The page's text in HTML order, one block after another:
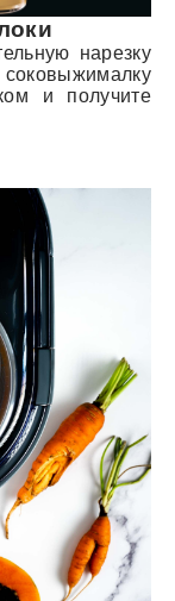
нарезку
и получите